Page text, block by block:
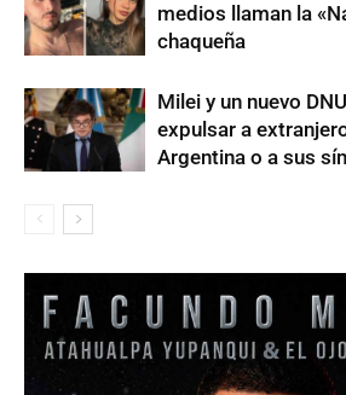
medios llaman la
chaqueña
Milei y un nuevo
expulsar a
Argentina o a sus